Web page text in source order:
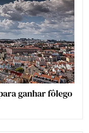
ganhar fôlego